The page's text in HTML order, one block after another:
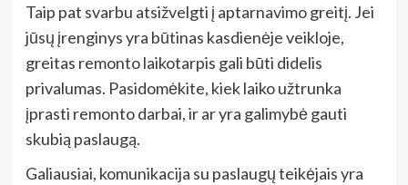
Taip pat svarbu atsižvelgti į aptarnavimo greitį. Jei
jūsų įrenginys yra būtinas kasdienėje veikloje,
greitas remonto laikotarpis gali būti didelis
privalumas. Pasidomėkite, kiek laiko užtrunka
įprasti remonto darbai, ir ar yra galimybė gauti
skubią paslaugą.
Galiausiai, komunikacija su paslaugų teikėjais yra